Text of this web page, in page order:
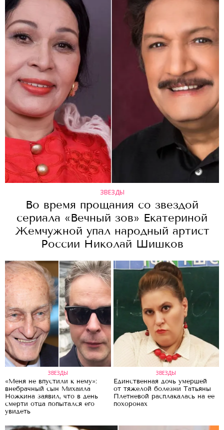
ЗВЕЗДЫ
Во время прощания со звездой
сериала «Вечный зов» Екатериной
Жемчужной упал народный артист
России Николай Шишков
ЗВЕЗДЫ
«Меня не впустили к нему»:
внебрачный сын Михаила
Ножкина заявил, что в день
смерти отца попытался его
увидеть
ЗВЕЗДЫ
Единственная дочь умершей
от тяжелой болезни Татьяны
Плетневой расплакалась на ее
похоронах